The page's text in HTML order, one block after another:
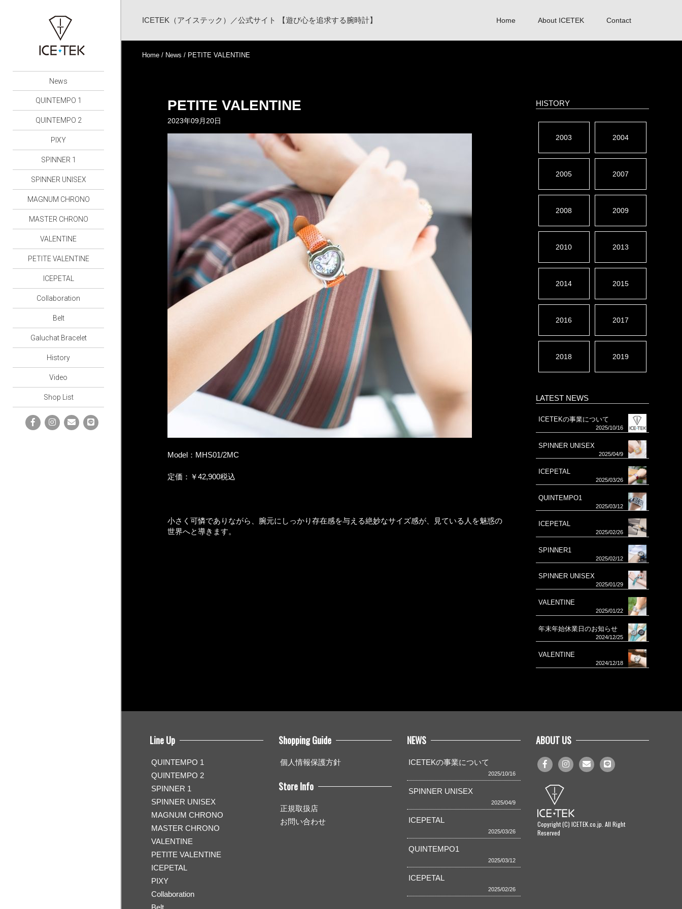
ICETEK（アイステック）／公式サイト 【遊び心を追求する腕時計】 Home About ICETEK Contact
News
QUINTEMPO 1
QUINTEMPO 2
PIXY
SPINNER 1
SPINNER UNISEX
MAGNUM CHRONO
MASTER CHRONO
VALENTINE
PETITE VALENTINE
ICEPETAL
Collaboration
Belt
Galuchat Bracelet
History
Video
Shop List
Home / News / PETITE VALENTINE
PETITE VALENTINE
2023年09月20日
Model：MHS01/2MC
定価：￥42,900税込
小さく可憐でありながら、腕元にしっかり存在感を与える絶妙なサイズ感が、見ている人を魅惑の
世界へと導きます。
HISTORY
2003 2004
2005 2007
2008 2009
2010 2013
2014 2015
2016 2017
2018 2019
LATEST NEWS
ICETEKの事業について
2025/10/16
SPINNER UNISEX
2025/04/9
ICEPETAL
2025/03/26
QUINTEMPO1
2025/03/12
ICEPETAL
2025/02/26
SPINNER1
2025/02/12
SPINNER UNISEX
2025/01/29
VALENTINE
2025/01/22
年末年始休業日のお知らせ
2024/12/25
VALENTINE
2024/12/18
Line Up
QUINTEMPO 1
QUINTEMPO 2
SPINNER 1
SPINNER UNISEX
MAGNUM CHRONO
MASTER CHRONO
VALENTINE
PETITE VALENTINE
ICEPETAL
PIXY
Collaboration
Belt
Shopping Guide
個人情報保護方針
Store Info
正規取扱店
お問い合わせ
NEWS
ICETEKの事業について
2025/10/16
SPINNER UNISEX
2025/04/9
ICEPETAL
2025/03/26
QUINTEMPO1
2025/03/12
ICEPETAL
2025/02/26
ABOUT US
Copyright (C) ICETEK.co.jp. All Right
Reserved